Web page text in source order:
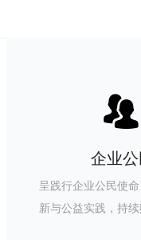
企业
呈践行企业公民使
新与公益实践，持
뀡